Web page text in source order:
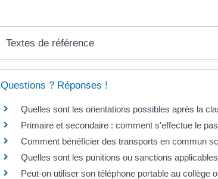
Textes de référence
Questions ? Réponses !
Quelles sont les orientations possibles après la
Primaire et secondaire : comment s'effectue le
Comment bénéficier des transports en commun
Quelles sont les punitions ou sanctions
Peut-on utiliser son téléphone portable au collège